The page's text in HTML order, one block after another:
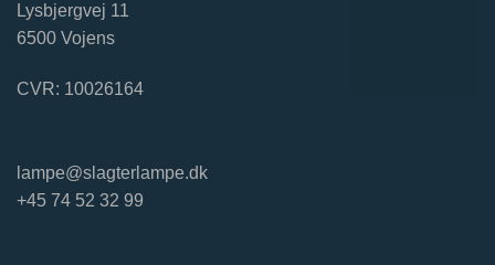
Lysbjergvej 11
6500 Vojens
CVR: 10026164
lampe@slagterlampe.dk
+45 74 52 32 99